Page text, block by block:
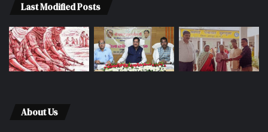
Last Modified Posts
About Us